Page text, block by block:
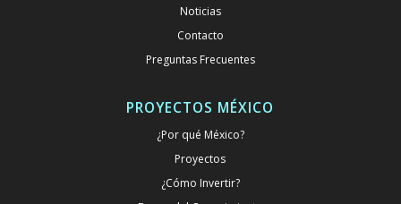
Noticias
Contacto
Preguntas Frecuentes
PROYECTOS MÉXICO
¿Por qué México?
Proyectos
¿Cómo Invertir?